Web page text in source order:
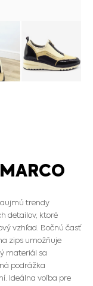
trendy
detailov, ktoré
vzhľad. Bočnú časť
zips umožňuje
materiál sa
podrážka
Ideálna voľba pre